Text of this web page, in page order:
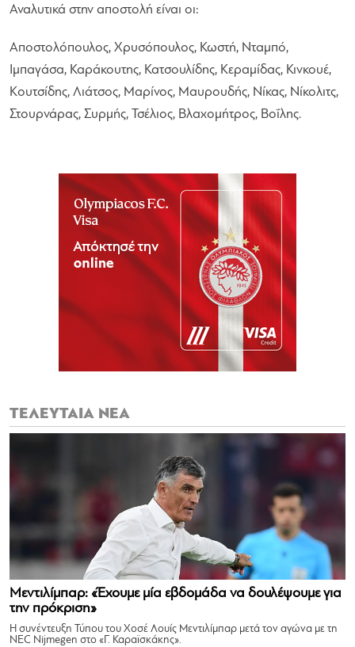
Αναλυτικά στην αποστολή είναι οι:
Αποστολόπουλος, Χρυσόπουλος, Κωστή, Νταμπό,
Ιμπαγάσα, Καράκουτης, Κατσουλίδης, Κεραμίδας, Κινκουέ,
Κουτσίδης, Λιάτσος, Μαρίνος, Μαυρουδής, Νίκας, Νίκολιτς,
Στουρνάρας, Συρμής, Τσέλιος, Βλαχομήτρος, Βοΐλης.
ΤΕΛΕΥΤΑΙΑ ΝΕΑ
Μεντιλίμπαρ: «Έχουμε μία εβδομάδα να δουλέψουμε για
την πρόκριση»
Η συνέντευξη Τύπου του Χοσέ Λουίς Μεντιλίμπαρ μετά τον αγώνα με τη
NEC Nijmegen στο «Γ. Καραϊσκάκης».